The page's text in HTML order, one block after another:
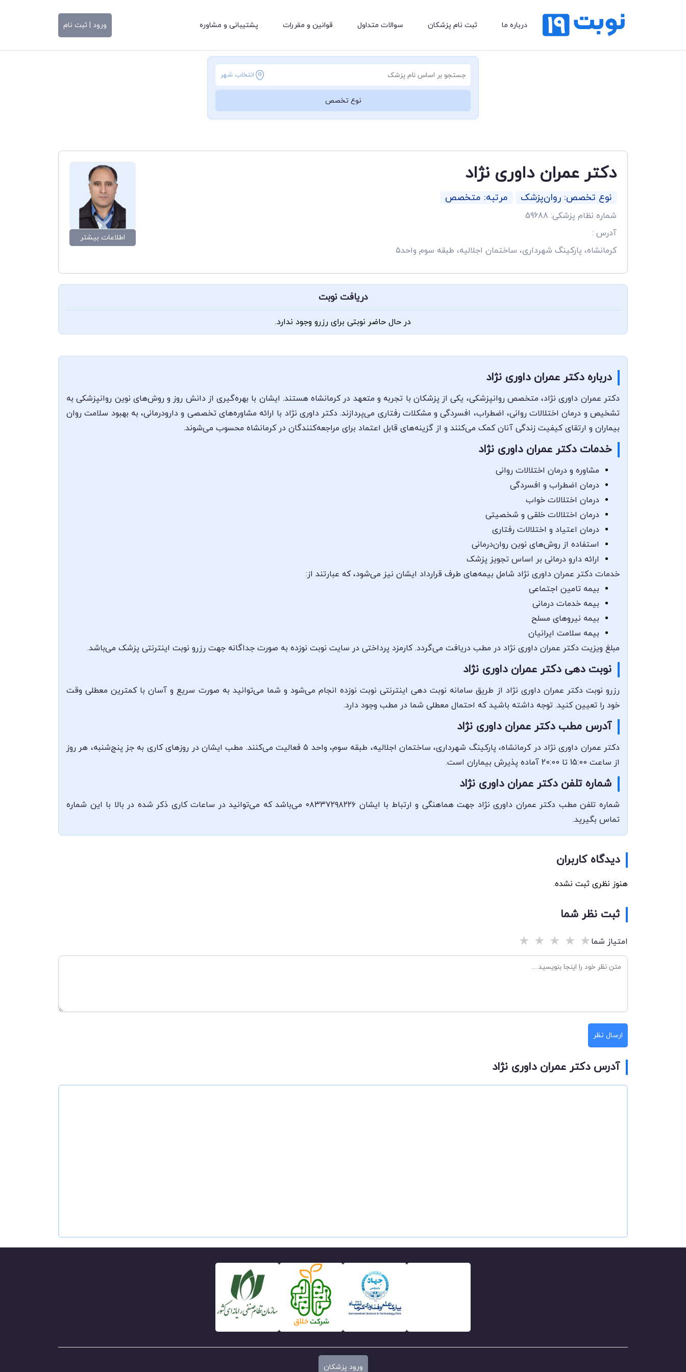
درباره ما ثبت نام پزشکان سوالات متداول قوانین و مقررات پشتیبانی و مشاوره ورود | ثبت نام
انتخاب شهر
نوع تخصص
دکتر عمران داوری نژاد
نوع تخصص: روان‌پزشک مرتبه: متخصص
شماره نظام پزشکی: 59688
آدرس :
کرمانشاه، پارکینگ شهرداری، ساختمان اجلالیه، طبقه سوم واحد۵
اطلاعات بیشتر
دریافت نوبت
در حال حاضر نوبتی برای رزرو وجود ندارد.
درباره دکتر عمران داوری نژاد
دکتر عمران داوری نژاد، متخصص روانپزشکی، یکی از پزشکان با تجربه و متعهد در کرمانشاه هستند. ایشان با بهره‌گیری از دانش روز و روش‌های نوین روانپزشکی به
تشخیص و درمان اختلالات روانی، اضطراب، افسردگی و مشکلات رفتاری می‌پردازند. دکتر داوری نژاد با ارائه مشاوره‌های تخصصی و دارودرمانی، به بهبود سلامت روان
بیماران و ارتقای کیفیت زندگی آنان کمک می‌کنند و از گزینه‌های قابل اعتماد برای مراجعه‌کنندگان در کرمانشاه محسوب می‌شوند.
خدمات دکتر عمران داوری نژاد
مشاوره و درمان اختلالات روانی
درمان اضطراب و افسردگی
درمان اختلالات خواب
درمان اختلالات خلقی و شخصیتی
درمان اعتیاد و اختلالات رفتاری
استفاده از روش‌های نوین روان‌درمانی
ارائه دارو درمانی بر اساس تجویز پزشک
خدمات دکتر عمران داوری نژاد شامل بیمه‌های طرف قرارداد ایشان نیز می‌شود، که عبارتند از:
بیمه تامین اجتماعی
بیمه خدمات درمانی
بیمه نیروهای مسلح
بیمه سلامت ایرانیان
مبلغ ویزیت دکتر عمران داوری نژاد در مطب دریافت می‌گردد. کارمزد پرداختی در سایت نوبت نوزده به صورت جداگانه جهت رزرو نوبت اینترنتی پزشک می‌باشد.
نوبت دهی دکتر عمران داوری نژاد
رزرو نوبت دکتر عمران داوری نژاد از طریق سامانه نوبت دهی اینترنتی نوبت نوزده انجام می‌شود و شما می‌توانید به صورت سریع و آسان با کمترین معطلی وقت
خود را تعیین کنید. توجه داشته باشید که احتمال معطلی شما در مطب وجود دارد.
آدرس مطب دکتر عمران داوری نژاد
دکتر عمران داوری نژاد در کرمانشاه، پارکینگ شهرداری، ساختمان اجلالیه، طبقه سوم، واحد ۵ فعالیت می‌کنند. مطب ایشان در روزهای کاری به جز پنج‌شنبه، هر روز
از ساعت 15:00 تا 20:00 آماده پذیرش بیماران است.
شماره تلفن دکتر عمران داوری نژاد
شماره تلفن مطب دکتر عمران داوری نژاد جهت هماهنگی و ارتباط با ایشان ۰۸۳۳۷۲۹۸۲۲۶ می‌باشد که می‌توانید در ساعات کاری ذکر شده در بالا با این شماره
تماس بگیرید.
دیدگاه کاربران
هنوز نظری ثبت نشده.
ثبت نظر شما
امتیاز شما★
★
★
★
★
ارسال نظر
آدرس دکتر عمران داوری نژاد
ورود پزشکان